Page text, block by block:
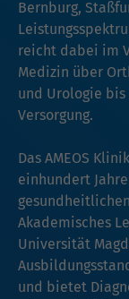
Bernburg,
reicht dabei im
Medizin über
und Urologie bis
Versorgung.
Das AMEOS
einhundert
Akademisches
Universität
und bietet